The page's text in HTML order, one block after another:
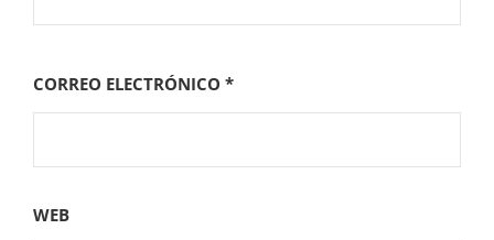
CORREO ELECTRÓNICO *
WEB